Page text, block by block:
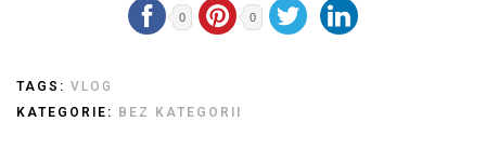
0 0
TAGS: VLOG
KATEGORIE:
BEZ KATEGORII